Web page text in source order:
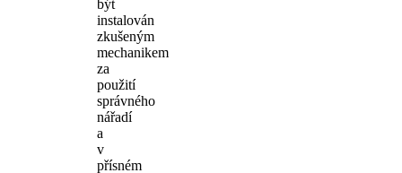
být
instalován
zkušeným
mechanikem
za
použití
správného
nářadí
a
v
přísném